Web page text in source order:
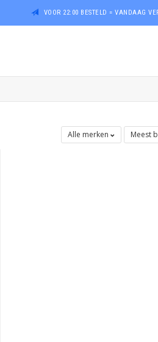
VOOR 22:00 BESTELD = VANDAAG
Alle merken Meest